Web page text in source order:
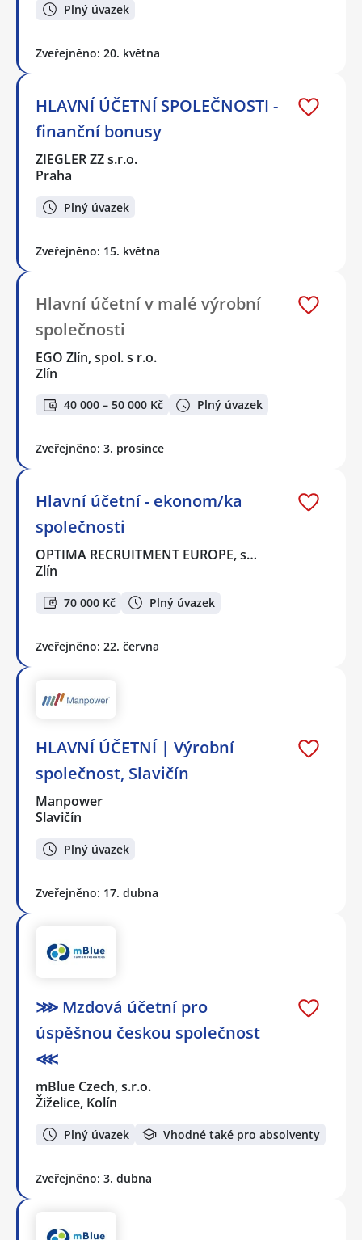
Plný úvazek
Zveřejněno: 20. května
HLAVNÍ ÚČETNÍ SPOLEČNOSTI -
finanční bonusy
ZIEGLER ZZ s.r.o.
Praha
Plný úvazek
Zveřejněno: 15. května
Hlavní účetní v malé výrobní
společnosti
EGO Zlín, spol. s r.o.
Zlín
40 000 – 50 000 Kč Plný úvazek
Zveřejněno: 3. prosince
Hlavní účetní - ekonom/ka
společnosti
OPTIMA RECRUITMENT EUROPE, s…
Zlín
70 000 Kč Plný úvazek
Zveřejněno: 22. června
HLAVNÍ ÚČETNÍ | Výrobní
společnost, Slavičín
Manpower
Slavičín
Plný úvazek
Zveřejněno: 17. dubna
⋙ Mzdová účetní pro
úspěšnou českou společnost
⋘
mBlue Czech, s.r.o.
Žiželice, Kolín
Plný úvazek Vhodné také pro absolventy
Zveřejněno: 3. dubna